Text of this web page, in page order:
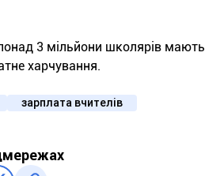
3 мільйони школярів мають
харчування.
зарплата вчителів